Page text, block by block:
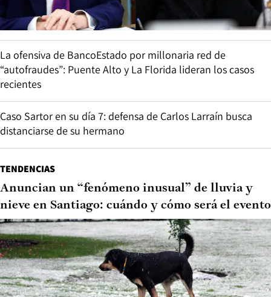
La ofensiva de BancoEstado por millonaria red de
“autofraudes”: Puente Alto y La Florida lideran los casos
recientes
Caso Sartor en su día 7: defensa de Carlos Larraín busca
distanciarse de su hermano
TENDENCIAS
Anuncian un “fenómeno inusual” de lluvia y
nieve en Santiago: cuándo y cómo será el evento